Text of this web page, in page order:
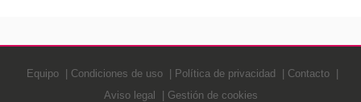
Equipo Condiciones de uso Política de privacidad
Contacto
Aviso legal
Gestión de cookies